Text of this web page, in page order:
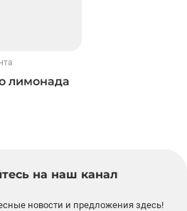
лимонада
на наш канал
новости и предложения здесь!